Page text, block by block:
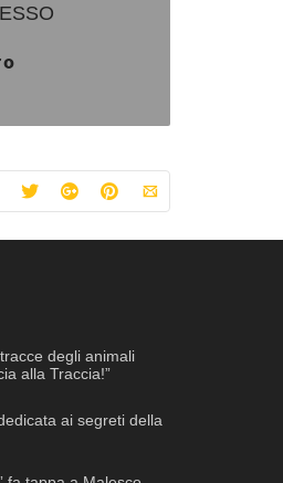
degli animali
alla Traccia!”
ai segreti della